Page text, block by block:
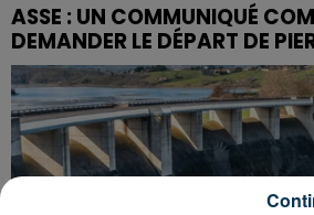
ASSE : UN COMMUNIQUÉ
DEMANDER LE DÉPART DE